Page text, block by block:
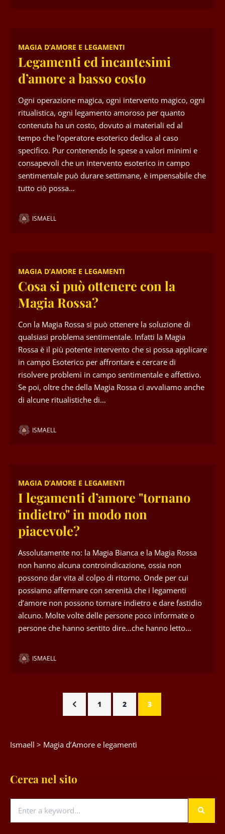
MAGIA D’AMORE E LEGAMENTI
Legamenti ed incantesimi
d’amore a basso costo
Ogni operazione magica, ogni intervento magico, ogni
ritualistica, ogni legamento amoroso per quanto
contenuta ha un costo, dovuto ai materiali ed al
tempo che l’operatore esoterico dedica al caso
specifico. Pur contenendo le spese a valori minimi e
consapevoli che un intervento esoterico in campo
sentimentale può durare settimane, è impensabile che
tutto ciò possa…
ISMAELL
MAGIA D’AMORE E LEGAMENTI
Cosa si può ottenere con la
Magia Rossa?
Con la Magia Rossa si può ottenere la soluzione di
qualsiasi problema sentimentale. Infatti la Magia
Rossa è il più potente intervento che si possa applicare
in campo Esoterico per affrontare e cercare di
risolvere problemi in campo sentimentale e affettivo.
Se poi, oltre che della Magia Rossa ci avvaliamo anche
di alcune ritualistiche di…
ISMAELL
MAGIA D’AMORE E LEGAMENTI
I legamenti d’amore "tornano
indietro" in modo non
piacevole?
Assolutamente no: la Magia Bianca e la Magia Rossa
non hanno alcuna controindicazione, ossia non
possono dar vita al colpo di ritorno. Onde per cui
possiamo affermare con serenità che i legamenti
d’amore non possono tornare indietro e dare fastidio
alcuno. Molte volte delle persone poco informate o
persone che hanno sentito dire…che hanno letto…
ISMAELL
1 2 3
Ismaell > Magia d’Amore e legamenti
Cerca nel sito